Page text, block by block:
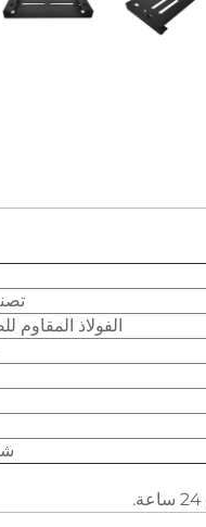
الفولاذ المقاوم